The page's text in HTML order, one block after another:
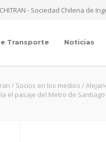
- Sociedad Chilena de
Transporte Noticias
/ Socios en los medios /
el pasaje del Metro de